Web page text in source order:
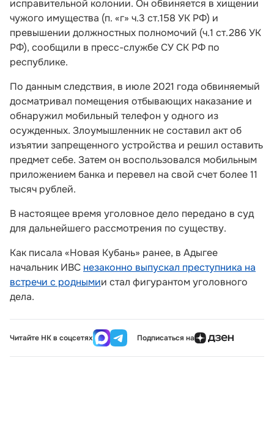
исправительной колонии. Он обвиняется в хищении
чужого имущества (п. «г» ч.3 ст.158 УК РФ) и
превышении должностных полномочий (ч.1 ст.286 УК
РФ), сообщили в пресс-службе СУ СК РФ по
республике.
По данным следствия, в июле 2021 года обвиняемый
досматривал помещения отбывающих наказание и
обнаружил мобильный телефон у одного из
осужденных. Злоумышленник не составил акт об
изъятии запрещенного устройства и решил оставить
предмет себе. Затем он воспользовался мобильным
приложением банка и перевел на свой счет более 11
тысяч рублей.
В настоящее время уголовное дело передано в суд
для дальнейшего рассмотрения по существу.
Как писала «Новая Кубань» ранее, в Адыгее
начальник ИВС незаконно выпускал преступника на
встречи с роднымии стал фигурантом уголовного
дела.
Читайте НК в соцсетях Подписаться на